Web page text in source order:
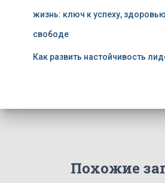
жизнь: ключ к успеху,
свободе
Как развить настойчивость
Похожие